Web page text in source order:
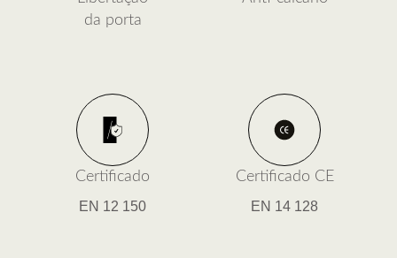
da porta
Certificado
EN 12 150
Certificado CE
EN 14 128